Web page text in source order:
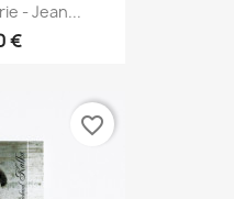
- Jean...
€
favorite_border